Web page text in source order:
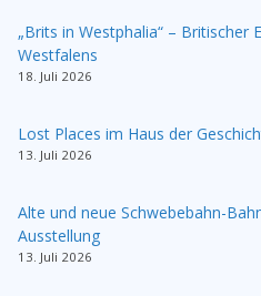
„Brits in Westphalia“ – Britischer
Westfalens
18. Juli 2026
Lost Places im Haus der
13. Juli 2026
Alte und neue Schwebebahn-
Ausstellung
13. Juli 2026